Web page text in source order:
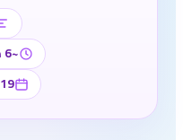
~6 دقيقة قراءة
19 يونيو 2026